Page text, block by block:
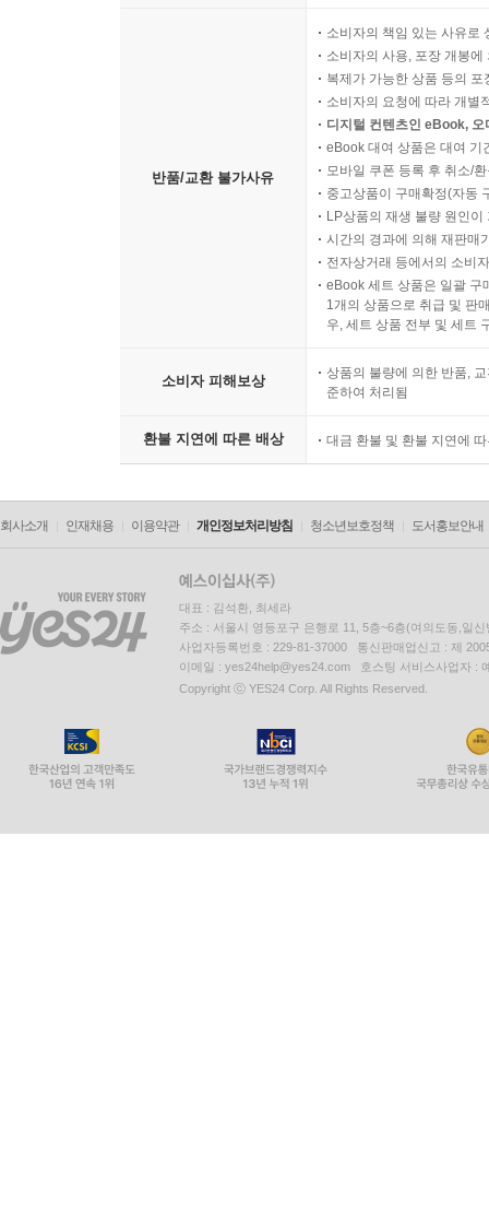
반품/교환 불가사유
소비자의 책임 있는 사유로
소비자의 사용, 포장 개봉
복제가 가능한 상품 등의
소비자의 요청에 따라 개별
디지털 컨텐츠인 eBook,
eBook 대여 상품은 대여 기
모바일 쿠폰 등록 후 취소/
중고상품이 구매확정(자동
LP상품의 재생 불량 원인
시간의 경과에 의해 재판매
전자상거래 등에서의 소비
eBook 세트 상품은 일괄 구
1개의 상품으로 취급 및 판
우, 세트 상품 전부 및 세트
소비자 피해보상
상품의 불량에 의한 반품,
준하여 처리됨
환불 지연에 따른 배상 대금 환불 및 환불 지연에
회사소개 인재채용 이용약관 개인정보처리방침 청소년보호정책 도서홍보안내
대표 : 김석환, 최세라
주소 : 서울시 영등포구 은행로 11, 5층~6층(여의도동,일신
사업자등록번호 : 229-81-37000 통신판매업신고 : 제
이메일 : yes24help@yes24.com 호스팅 서비스사업자 :
Copyright ⓒ YES24 Corp. All Rights Reserved.